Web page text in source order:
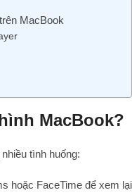
MacBook
MacBook?
tình huống:
hoặc FaceTime để xem lại